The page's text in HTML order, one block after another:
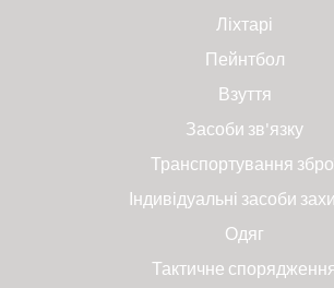
Ліхтарі
Пейнтбол
Взуття
Засоби зв'язку
Транспортування
Індивідуальні засоби
Одяг
Тактичне